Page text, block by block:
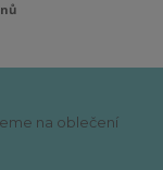
na oblečení